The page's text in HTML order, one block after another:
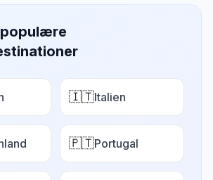
🇮🇹Italien
🇵🇹Portugal